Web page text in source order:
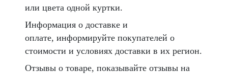
или цвета одной куртки.
Информация о доставке и
оплате, информируйте покупателей о
стоимости и условиях доставки в их регион.
Отзывы о товаре, показывайте отзывы на